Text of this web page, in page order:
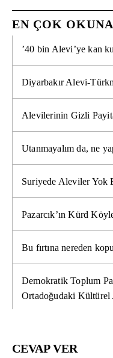
EN ÇOK
’40 bin Alevi’ye kan
Diyarbakır Alevi-
Alevilerinin Gizli
Utanmayalım da, ne
Suriyede Aleviler Yok
Pazarcık’ın Kürd
Bu fırtına nereden
Demokratik Toplum
Ortadoğudaki Kültürel
CEVAP VER